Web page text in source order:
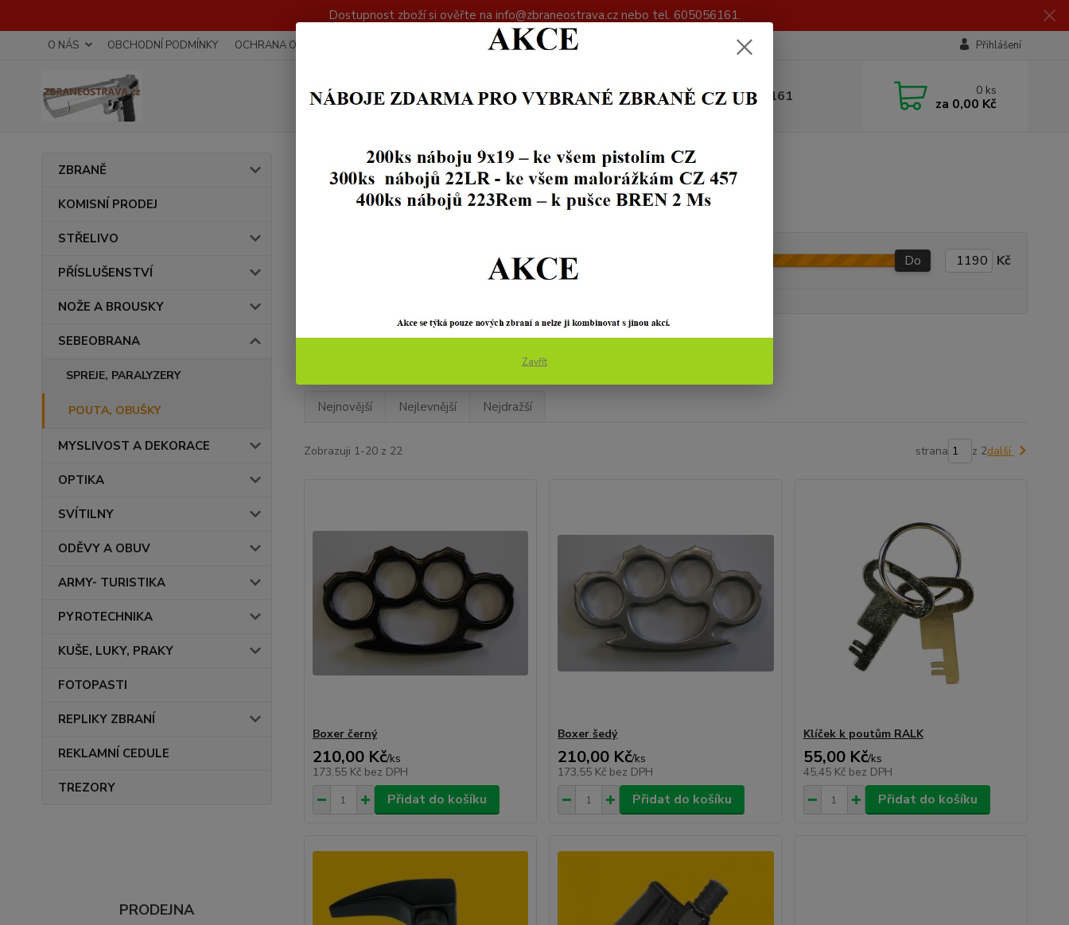
Dostupnost zboží si ověřte na info@zbraneostrava.cz nebo tel. 605056161.
O NÁS OBCHODNÍ PODMÍNKY OCHRANA OSOBNÍCH ÚDAJŮ Přihlášení
Hledat +420 605 056 161 0 ks
za 0,00 Kč
ZBRANĚ
KOMISNÍ PRODEJ
STŘELIVO
PŘÍSLUŠENSTVÍ
NOŽE A BROUSKY
SEBEOBRANA
SPREJE, PARALYZERY
POUTA, OBUŠKY
MYSLIVOST A DEKORACE
OPTIKA
SVÍTILNY
ODĚVY A OBUV
ARMY- TURISTIKA
PYROTECHNIKA
KUŠE, LUKY, PRAKY
FOTOPASTI
REPLIKY ZBRANÍ
REKLAMNÍ CEDULE
TREZORY
PRODEJNA
SEBEOBRANA POUTA, OBUŠKY
POUTA, OBUŠKY
Do Kč
Nejnovější Nejlevnější Nejdražší
Zobrazuji 1-20 z 22 strana z 2další
Boxer černý
210,00 Kč/ks
173,55 Kč bez DPH
Přidat do košíku
Boxer šedý
210,00 Kč/ks
173,55 Kč bez DPH
Přidat do košíku
Klíček k poutům RALK
55,00 Kč/ks
45,45 Kč bez DPH
Přidat do košíku
Zavřít